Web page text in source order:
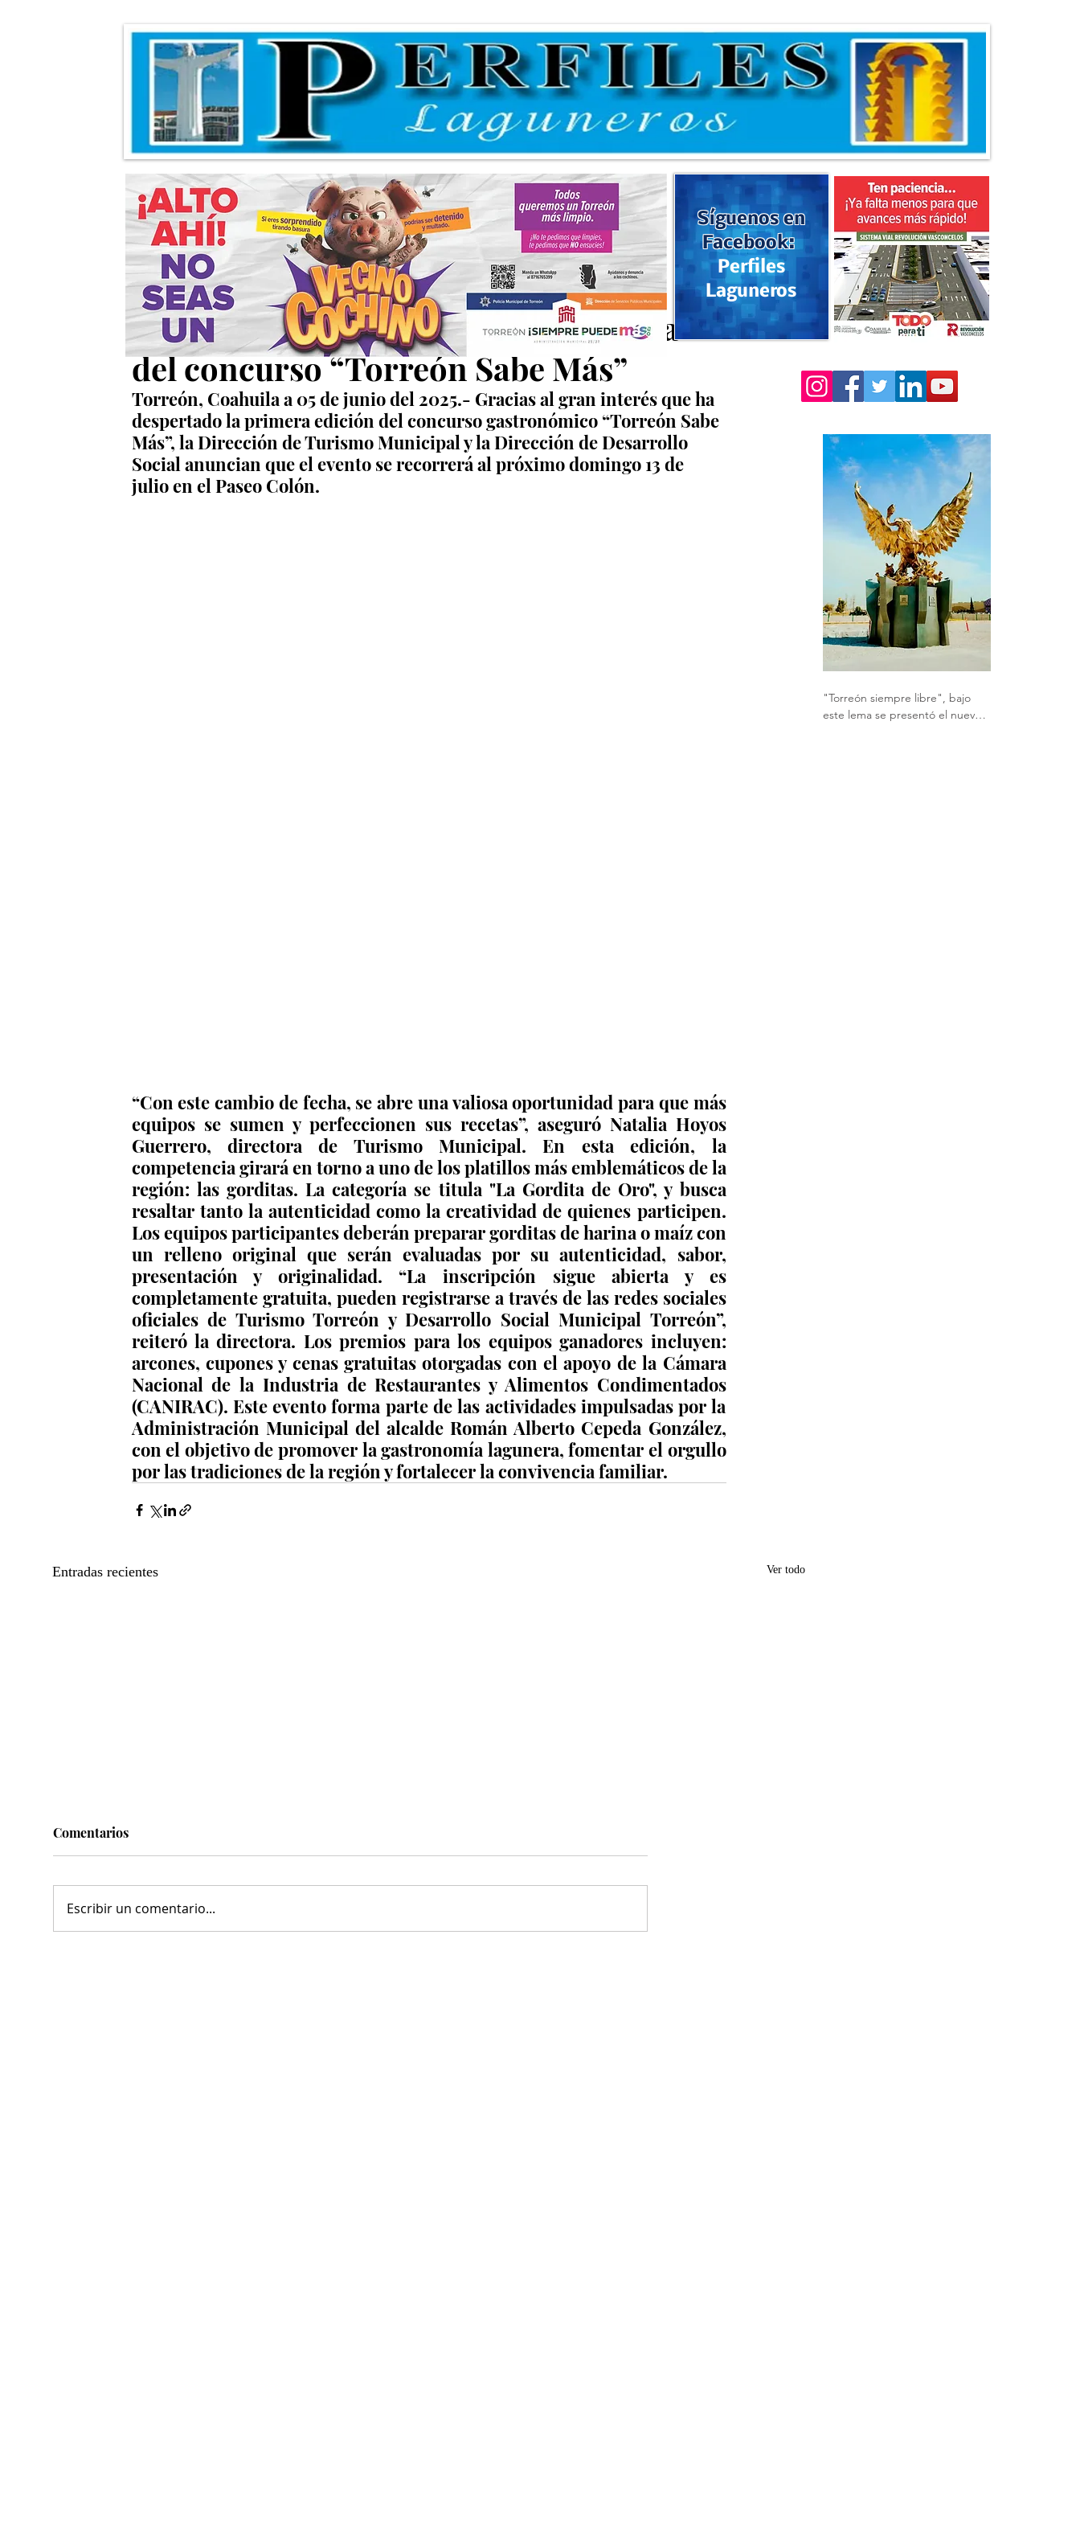
Extienden plazo para la convocatoria
del concurso “Torreón Sabe Más”
Torreón, Coahuila a 05 de junio del 2025.- Gracias al gran interés que ha
despertado la primera edición del concurso gastronómico “Torreón Sabe
Más”, la Dirección de Turismo Municipal y la Dirección de Desarrollo
Social anuncian que el evento se recorrerá al próximo domingo 13 de
julio en el Paseo Colón.
“Con este cambio de fecha, se abre una valiosa oportunidad para que más
equipos se sumen y perfeccionen sus recetas”, aseguró Natalia Hoyos
Guerrero, directora de Turismo Municipal. En esta edición, la
competencia girará en torno a uno de los platillos más emblemáticos de la
región: las gorditas. La categoría se titula "La Gordita de Oro", y busca
resaltar tanto la autenticidad como la creatividad de quienes participen.
Los equipos participantes deberán preparar gorditas de harina o maíz con
un relleno original que serán evaluadas por su autenticidad, sabor,
presentación y originalidad. “La inscripción sigue abierta y es
completamente gratuita, pueden registrarse a través de las redes sociales
oficiales de Turismo Torreón y Desarrollo Social Municipal Torreón”,
reiteró la directora. Los premios para los equipos ganadores incluyen:
arcones, cupones y cenas gratuitas otorgadas con el apoyo de la Cámara
Nacional de la Industria de Restaurantes y Alimentos Condimentados
(CANIRAC). Este evento forma parte de las actividades impulsadas por la
Administración Municipal del alcalde Román Alberto Cepeda González,
con el objetivo de promover la gastronomía lagunera, fomentar el orgullo
por las tradiciones de la región y fortalecer la convivencia familiar.
Entradas recientes Ver todo
Comentarios
Escribir un comentario...
Síguenos en
Facebook:
Perfiles
Laguneros
"Torreón siempre libre", bajo
este lema se presentó el nuevo